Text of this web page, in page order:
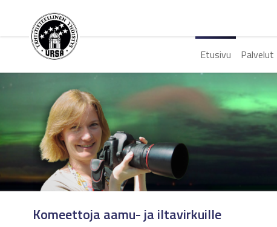
Etusivu Palvelut
Komeettoja aamu- ja iltavirkuille